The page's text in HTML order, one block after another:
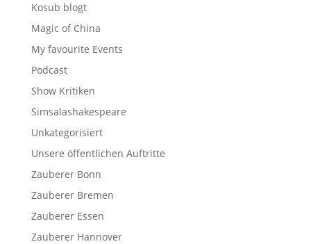
Kosub blogt
Magic of China
My favourite Events
Podcast
Show Kritiken
Simsalashakespeare
Unkategorisiert
Unsere öffentlichen Auftritte
Zauberer Bonn
Zauberer Bremen
Zauberer Essen
Zauberer Hannover